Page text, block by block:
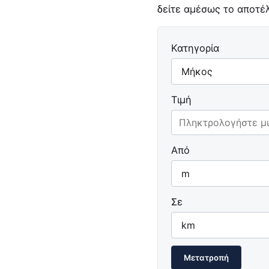
δείτε αμέσως το
Κατηγορία
Τιμή
Από
Σε
Μετατροπή